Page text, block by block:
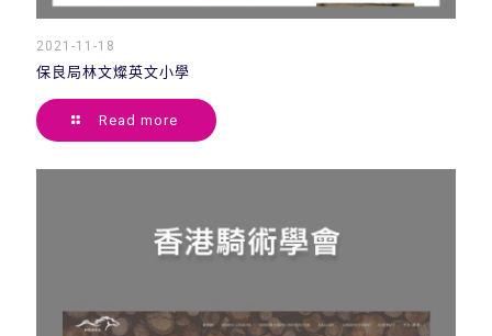
2021-11-18
保良局林文燦英文小學
Read more